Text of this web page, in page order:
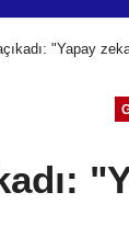
"Yapay